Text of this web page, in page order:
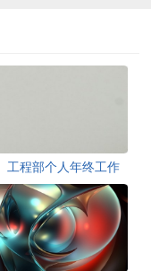
工程部个人年终工作
总结